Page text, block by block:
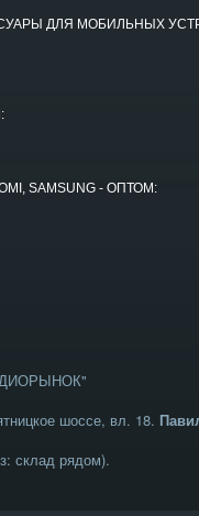
ДЛЯ МОБИЛЬНЫХ
SAMSUNG - ОПТОМ:
шоссе, вл. 18.
склад рядом).